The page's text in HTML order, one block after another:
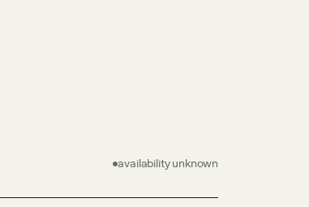
availability unknown